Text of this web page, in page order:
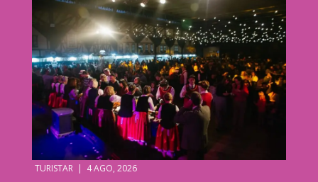
TURISTAR | 4 AGO, 2026